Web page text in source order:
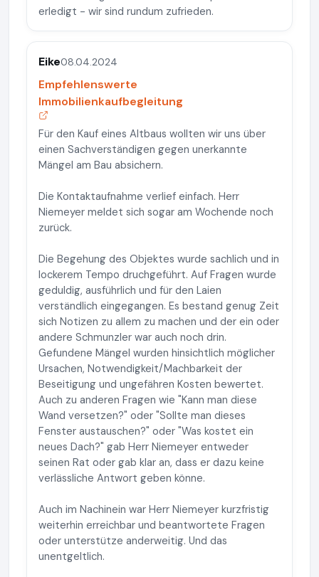
erledigt - wir sind rundum zufrieden.
Eike08.04.2024
Empfehlenswerte
Immobilienkaufbegleitung
Für den Kauf eines Altbaus wollten wir uns über
einen Sachverständigen gegen unerkannte
Mängel am Bau absichern.
Die Kontaktaufnahme verlief einfach. Herr
Niemeyer meldet sich sogar am Wochende noch
zurück.
Die Begehung des Objektes wurde sachlich und in
lockerem Tempo druchgeführt. Auf Fragen wurde
geduldig, ausführlich und für den Laien
verständlich eingegangen. Es bestand genug Zeit
sich Notizen zu allem zu machen und der ein oder
andere Schmunzler war auch noch drin.
Gefundene Mängel wurden hinsichtlich möglicher
Ursachen, Notwendigkeit/Machbarkeit der
Beseitigung und ungefähren Kosten bewertet.
Auch zu anderen Fragen wie "Kann man diese
Wand versetzen?" oder "Sollte man dieses
Fenster austauschen?" oder "Was kostet ein
neues Dach?" gab Herr Niemeyer entweder
seinen Rat oder gab klar an, dass er dazu keine
verlässliche Antwort geben könne.
Auch im Nachinein war Herr Niemeyer kurzfristig
weiterhin erreichbar und beantwortete Fragen
oder unterstütze anderweitig. Und das
unentgeltlich.